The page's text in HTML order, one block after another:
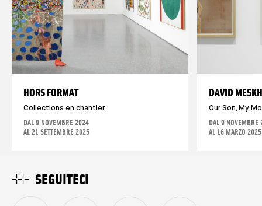
HORS FORMAT
Collections en chantier
DAL 9 NOVEMBRE 2024
AL 21 SETTEMBRE 2025
DAVID
Our Son, My
DAL 9 NOVEMBRE
AL 16 MARZO 2025
SEGUITECI